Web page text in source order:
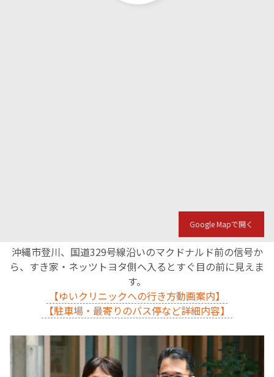
Google Mapで開く
沖縄市登川、国道329号線沿いのマクドナルド前の信号か
ら、すき家・ネッツトヨタ側へ入るとすぐ目の前に見えま
す。
【ゆいクリニックへの行き方動画案内】
【駐車場・最寄りのバス停など詳細内容】